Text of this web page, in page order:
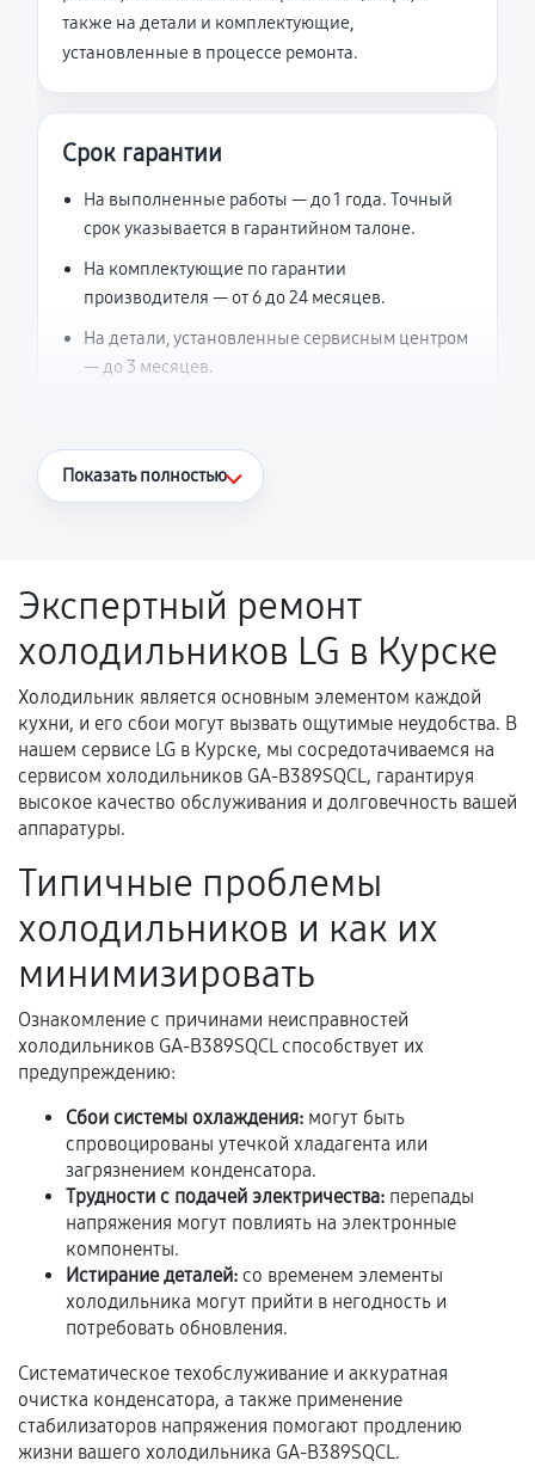
также на детали и комплектующие,
установленные в процессе ремонта.
Срок гарантии
На выполненные работы — до 1 года. Точный
срок указывается в гарантийном талоне.
На комплектующие по гарантии
производителя — от 6 до 24 месяцев.
На детали, установленные сервисным центром
— до 3 месяцев.
Что считается гарантийным случаем
Поломка установленной детали при
нормальной эксплуатации в течение
гарантийного срока.
Несоответствие комплектующей заявленным
техническим характеристикам.
Документы для подтверждения
Акт выполненных работ с датой, перечнем
услуг и сроком гарантии.
Документы на установленные комплектующие
и кассовый чек.
Расширенная гарантия
В некоторых случаях возможно оформление
расширенной гарантии. Стоимость, сроки и
условия продления согласовываются отдельно и
фиксируются в документах.
Когда гарантия не действует
Нарушение правил эксплуатации,
механические повреждения, попадание влаги,
Показать полностью
Экспертный ремонт
холодильников LG в Курске
Холодильник является основным элементом каждой
кухни, и его сбои могут вызвать ощутимые неудобства. В
нашем сервисе LG в Курске, мы сосредотачиваемся на
сервисом холодильников GA-B389SQCL, гарантируя
высокое качество обслуживания и долговечность вашей
аппаратуры.
Типичные проблемы
холодильников и как их
минимизировать
Ознакомление с причинами неисправностей
холодильников GA-B389SQCL способствует их
предупреждению:
Сбои системы охлаждения: могут быть
спровоцированы утечкой хладагента или
загрязнением конденсатора.
Трудности с подачей электричества: перепады
напряжения могут повлиять на электронные
компоненты.
Истирание деталей: со временем элементы
холодильника могут прийти в негодность и
потребовать обновления.
Систематическое техобслуживание и аккуратная
очистка конденсатора, а также применение
стабилизаторов напряжения помогают продлению
жизни вашего холодильника GA-B389SQCL.